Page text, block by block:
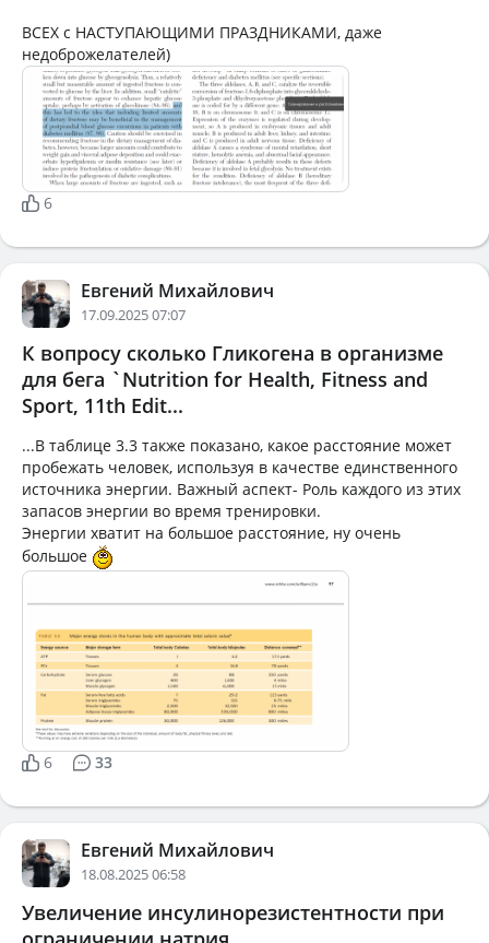
ВСЕХ с НАСТУПАЮЩИМИ ПРАЗДНИКАМИ, даже
недоброжелателей)
6
Евгений Михайлович
17.09.2025 07:07
К вопросу сколько Гликогена в организме
для бега `Nutrition for Health, Fitness and
Sport, 11th Edit...
...В таблице 3.3 также показано, какое расстояние может
пробежать человек, используя в качестве единственного
источника энергии. Важный аспект- Роль каждого из этих
запасов энергии во время тренировки.
Энергии хватит на большое расстояние, ну очень
большое
6 33
Евгений Михайлович
18.08.2025 06:58
Увеличение инсулинорезистентности при